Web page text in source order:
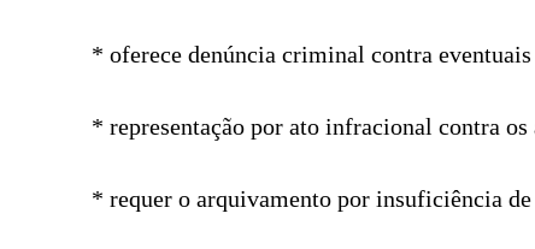
* oferece denúncia criminal contra
* representação por ato infracional contra os
* requer o arquivamento por insuficiência de